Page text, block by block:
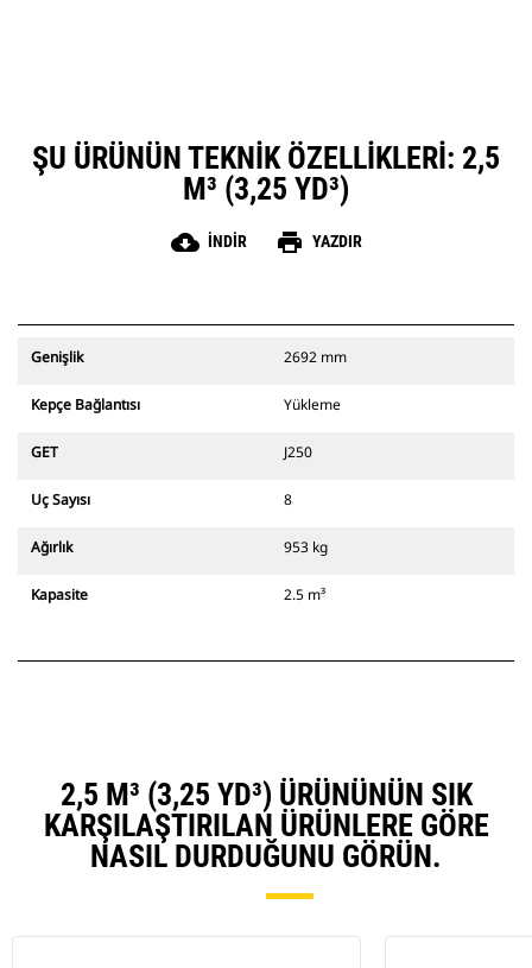
ŞU ÜRÜNÜN TEKNIK ÖZELLIKLERI: 2,5
M³ (3,25 YD³)
cloud_download İNDIR print YAZDIR
Genişlik 2692 mm
Kepçe Bağlantısı Yükleme
GET J250
Uç Sayısı 8
Ağırlık 953 kg
Kapasite 2.5 m³
2,5 M³ (3,25 YD³) ÜRÜNÜNÜN SIK
KARŞILAŞTIRILAN ÜRÜNLERE GÖRE
NASIL DURDUĞUNU GÖRÜN.